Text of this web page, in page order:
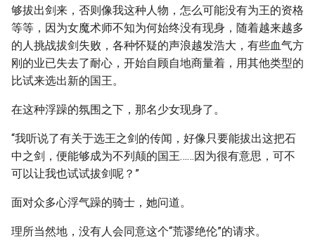
够拔出剑来，否则像我这种人物，怎么可能没有为王的资格
等等，因为女魔术师不知为何始终没有现身，随着越来越多
的人挑战拔剑失败，各种怀疑的声浪越发浩大，有些血气方
刚的业已失去了耐心，开始自顾自地商量着，用其他类型的
比试来选出新的国王。
在这种浮躁的氛围之下，那名少女现身了。
“我听说了有关于选王之剑的传闻，好像只要能拔出这把石
中之剑，便能够成为不列颠的国王……因为很有意思，可不
可以让我也试试拔剑呢？”
面对众多心浮气躁的骑士，她问道。
理所当然地，没有人会同意这个“荒谬绝伦”的请求。